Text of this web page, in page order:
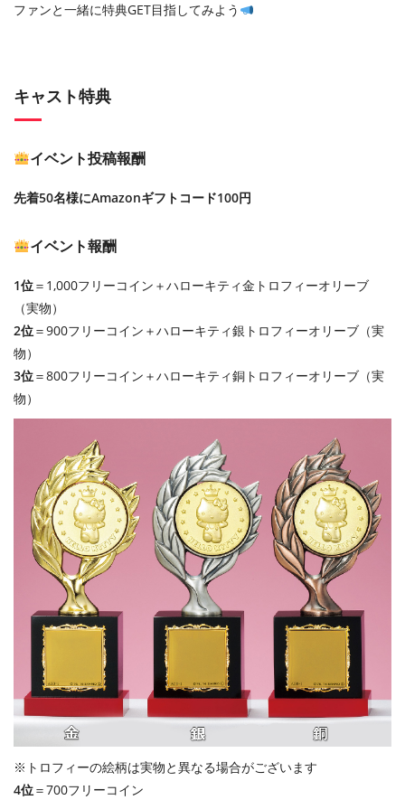
ファンと一緒に特典GET目指してみよう
キャスト特典
イベント投稿報酬
先着50名様にAmazonギフトコード100円
イベント報酬
1位＝1,000フリーコイン＋ハローキティ金トロフィーオリーブ
（実物）
2位＝900フリーコイン＋ハローキティ銀トロフィーオリーブ（実
物）
3位＝800フリーコイン＋ハローキティ銅トロフィーオリーブ（実
物）
※トロフィーの絵柄は実物と異なる場合がございます
4位＝700フリーコイン